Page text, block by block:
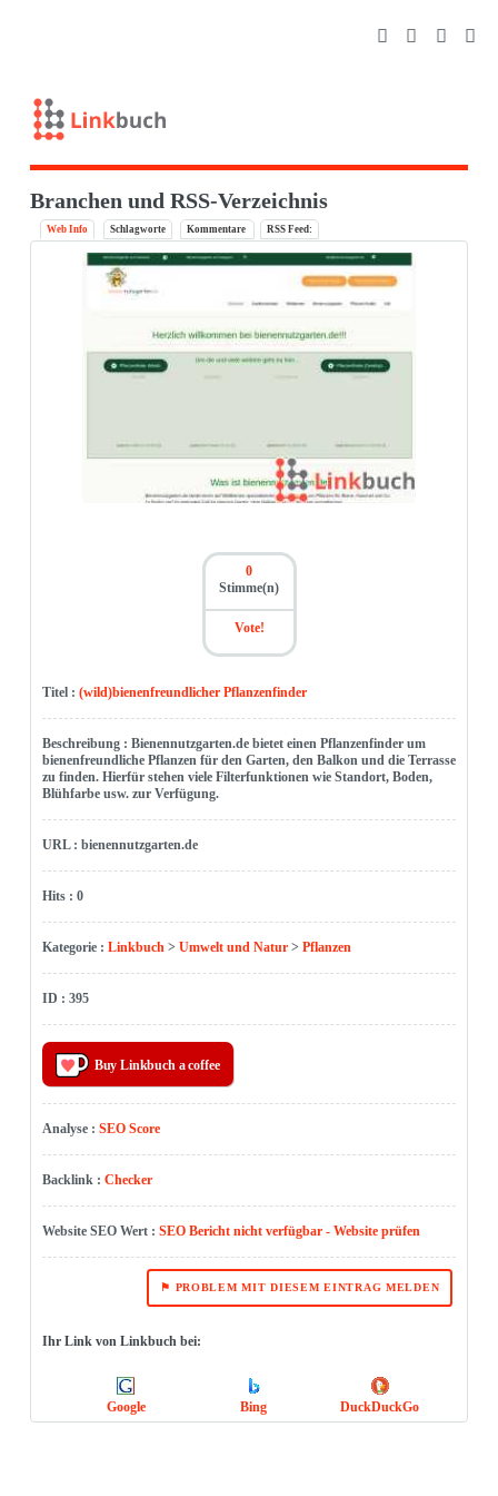
Branchen und RSS-Verzeichnis
Web Info Schlagworte Kommentare RSS Feed:
0
Stimme(n)
Vote!
Titel : (wild)bienenfreundlicher Pflanzenfinder
Beschreibung : Bienennutzgarten.de bietet einen Pflanzenfinder um
bienenfreundliche Pflanzen für den Garten, den Balkon und die Terrasse
zu finden. Hierfür stehen viele Filterfunktionen wie Standort, Boden,
Blühfarbe usw. zur Verfügung.
URL : bienennutzgarten.de
Hits : 0
Kategorie : Linkbuch> Umwelt und Natur> Pflanzen
ID : 395
Buy Linkbuch a coffee
Analyse : SEO Score
Backlink : Checker
Website SEO Wert : SEO Bericht nicht verfügbar - Website prüfen
⚑ PROBLEM MIT DIESEM EINTRAG MELDEN
Ihr Link von Linkbuch bei:
Google Bing DuckDuckGo